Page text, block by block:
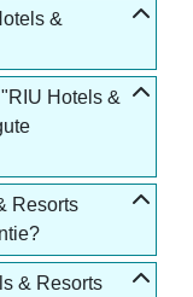
&
Hotels &
Resorts
& Resorts